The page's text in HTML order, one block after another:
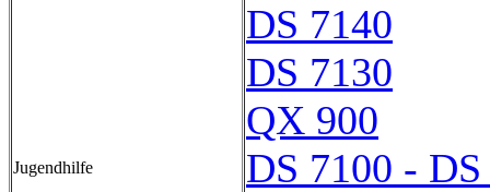
Jugendhilfe
DS 7140
DS 7130
QX 900
DS 7100 -